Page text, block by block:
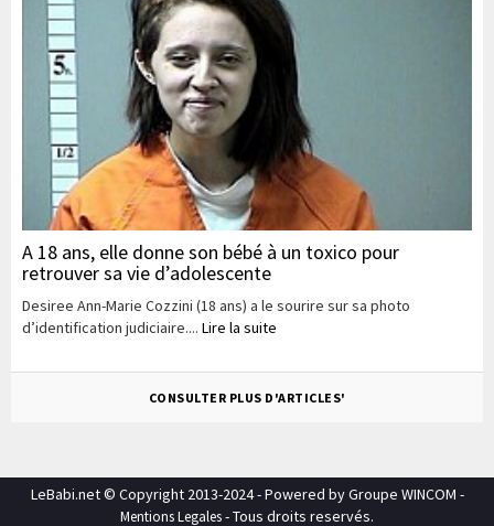
A 18 ans, elle donne son bébé à un toxico pour
retrouver sa vie d’adolescente
Desiree Ann-Marie Cozzini (18 ans) a le sourire sur sa photo
d’identification judiciaire.... Lire la suite
CONSULTER PLUS D'ARTICLES'
LeBabi.net © Copyright 2013-2024 - Powered by Groupe WINCOM -
Mentions Legales- Tous droits reservés.